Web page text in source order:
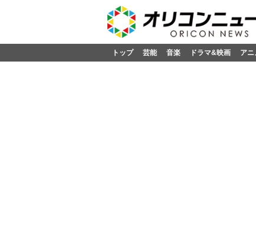
トップ 芸能 音楽 ドラマ&映画 ア